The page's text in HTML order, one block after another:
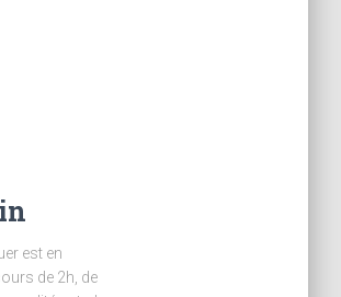
est en
de 2h, de